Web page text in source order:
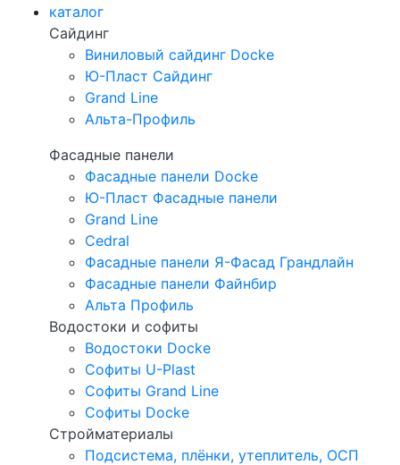
каталог
Сайдинг
Виниловый сайдинг Docke
Ю-Пласт Сайдинг
Grand Line
Альта-Профиль
Фасадные панели
Фасадные панели Docke
Ю-Пласт Фасадные панели
Grand Line
Cedral
Фасадные панели Я-Фасад Грандлайн
Фасадные панели Файнбир
Альта Профиль
Водостоки и софиты
Водостоки Docke
Софиты U-Plast
Софиты Grand Line
Софиты Docke
Стройматериалы
Подсистема, плёнки, утеплитель, ОСП